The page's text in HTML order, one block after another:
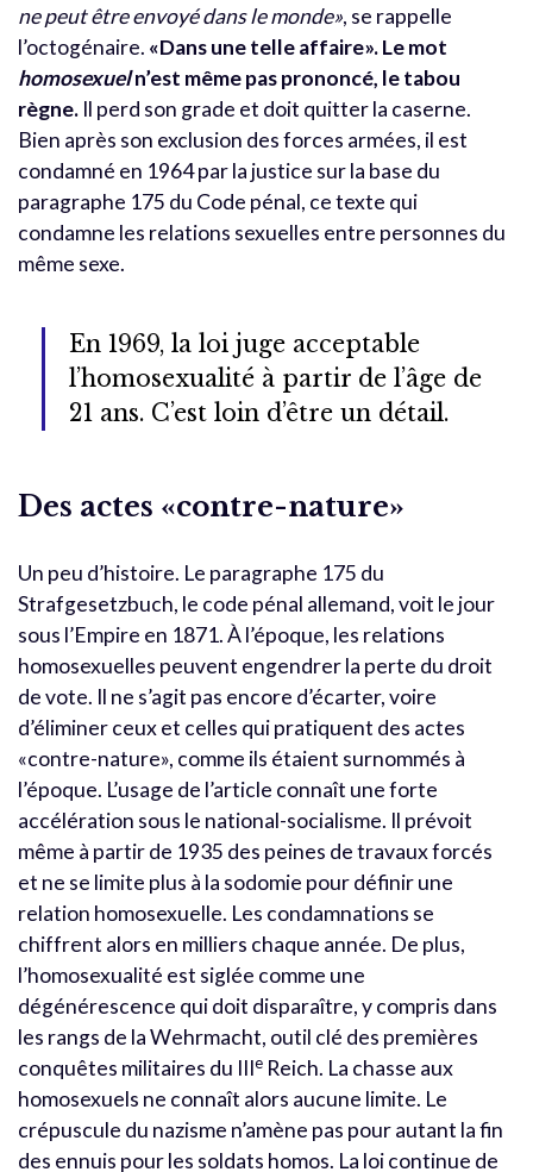
ne peut être envoyé dans le monde», se rappelle
l’octogénaire. «Dans une telle affaire». Le mot
homosexueln’est même pas prononcé, le tabou
règne. Il perd son grade et doit quitter la caserne.
Bien après son exclusion des forces armées, il est
condamné en 1964 par la justice sur la base du
paragraphe 175 du Code pénal, ce texte qui
condamne les relations sexuelles entre personnes du
même sexe.
En 1969, la loi juge acceptable
l’homosexualité à partir de l’âge de
21 ans. C’est loin d’être un détail.
Des actes «contre-nature»
Un peu d’histoire. Le paragraphe 175 du
Strafgesetzbuch, le code pénal allemand, voit le jour
sous l’Empire en 1871. À l’époque, les relations
homosexuelles peuvent engendrer la perte du droit
de vote. Il ne s’agit pas encore d’écarter, voire
d’éliminer ceux et celles qui pratiquent des actes
«contre-nature», comme ils étaient surnommés à
l’époque. L’usage de l’article connaît une forte
accélération sous le national-socialisme. Il prévoit
même à partir de 1935 des peines de travaux forcés
et ne se limite plus à la sodomie pour définir une
relation homosexuelle. Les condamnations se
chiffrent alors en milliers chaque année. De plus,
l’homosexualité est siglée comme une
dégénérescence qui doit disparaître, y compris dans
les rangs de la Wehrmacht, outil clé des premières
conquêtes militaires du IIIe Reich. La chasse aux
homosexuels ne connaît alors aucune limite. Le
crépuscule du nazisme n’amène pas pour autant la fin
des ennuis pour les soldats homos. La loi continue de